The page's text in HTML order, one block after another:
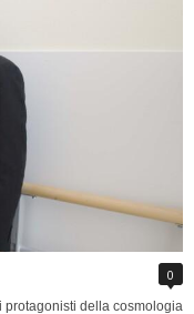
0
protagonisti della cosmologia